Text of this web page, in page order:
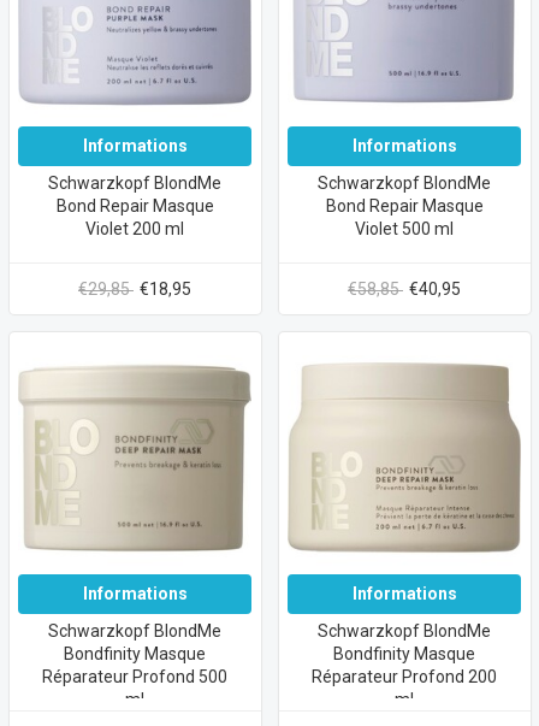
Informations
Schwarzkopf BlondMe
Bond Repair Masque
Violet 200 ml
€29,85 €18,95
Informations
Schwarzkopf BlondMe
Bond Repair Masque
Violet 500 ml
€58,85 €40,95
Informations
Schwarzkopf BlondMe
Bondfinity Masque
Réparateur Profond 500
ml
Informations
Schwarzkopf BlondMe
Bondfinity Masque
Réparateur Profond 200
ml